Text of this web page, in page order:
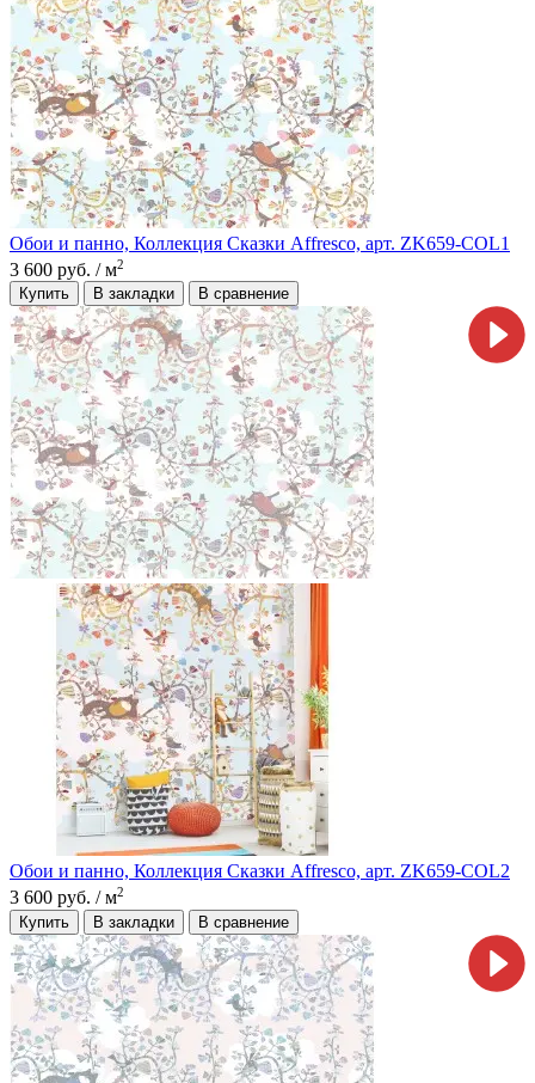
Обои и панно, Коллекция Сказки Affresco, арт. ZK659-COL1
3 600 руб. / м2
Купить В закладки В сравнение
Обои и панно, Коллекция Сказки Affresco, арт. ZK659-COL2
3 600 руб. / м2
Купить В закладки В сравнение